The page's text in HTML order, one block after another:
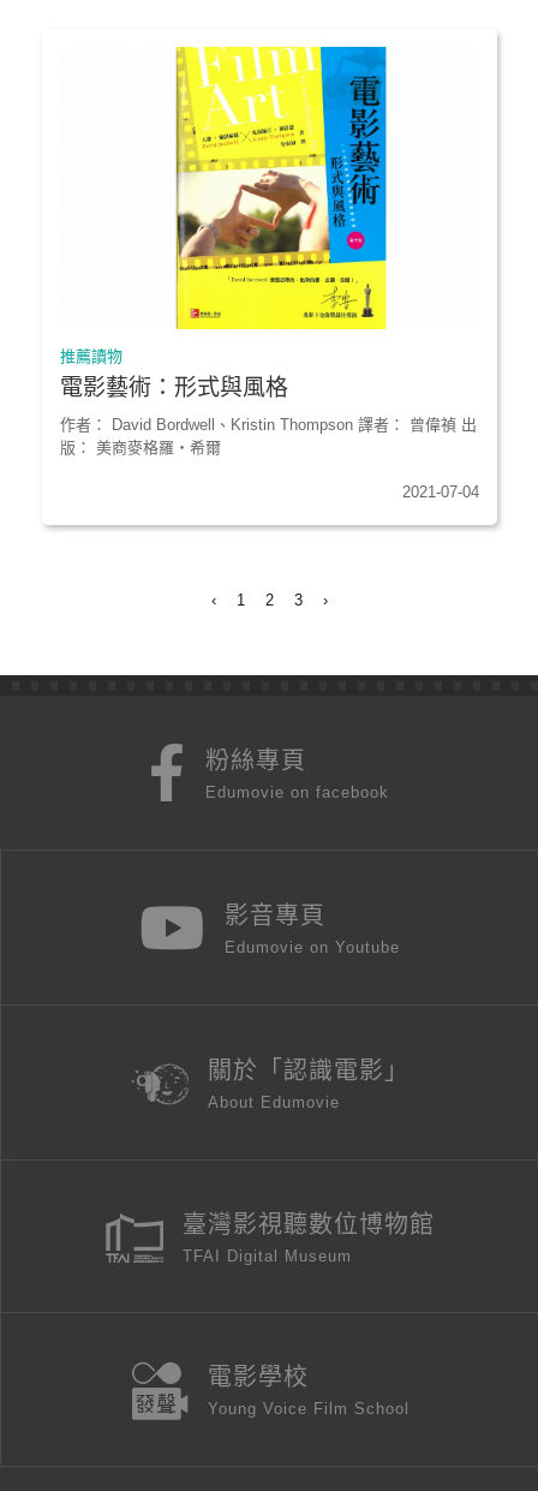
推薦讀物
電影藝術：形式與風格
作者： David Bordwell、Kristin Thompson 譯者： 曾偉禎 出
版： 美商麥格羅‧希爾
2021-07-04
‹ 1 2 3 ›
粉絲專頁
Edumovie on facebook
影音專頁
Edumovie on Youtube
關於「認識電影」
About Edumovie
臺灣影視聽數位博物館
TFAI Digital Museum
電影學校
Young Voice Film School